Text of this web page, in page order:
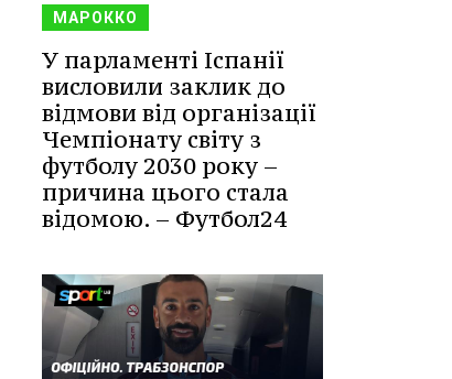
МАРОККО
У парламенті Іспанії
висловили заклик до
відмови від організації
Чемпіонату світу з
футболу 2030 року –
причина цього стала
відомою. – Футбол24